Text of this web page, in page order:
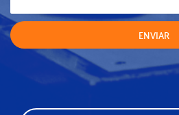
ENVIAR